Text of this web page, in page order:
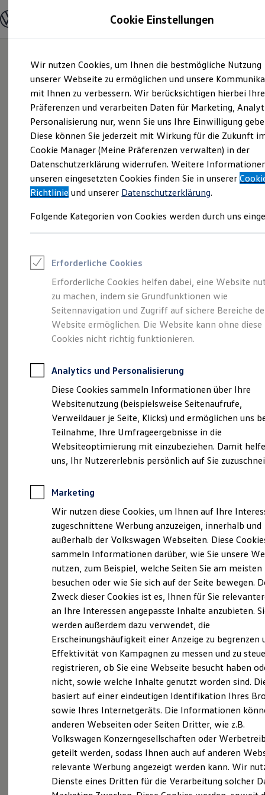
Hauptinhalt
springen
Footer
springen
Modelle und Konfigurator
Modelle vergleichen
Elektroautos
ENERGY Sondermodelle
Nutzfahrzeuge
SUV und CUV
Familienautos
Kombis
Kompaktwagen
Sportwagen
Schnell verfügbare Fahrzeuge
Angebote und Produkte
Aktuelle Angebote
E-Auto-Förderung
Volkswagen Marktplatz
Junge Gebrauchtwagen und Gebrauchtwagen
Saisonangebote
Leasing
Leasing-Angebote
Gebrauchtwagen Leasing
Junge Gebrauchtwagen-Leasing
Elektroauto Leasing
Kleinwagen-Leasing
Leasing ohne Anzahlung
Autokredit mit Schlussrate
Versicherungen und Garantien
Kfz-Versicherung
Restschuldversicherungen
Garantien
Wartungsverträge
Geschäftskunden
Professional Class bei Volkswagen
Großkunden
Behörden
Anpfiff zum Gewinn
Elektroautos
ID. Tutorials
Elektrofahrzeugkonzepte
Reichweite
Reichweite der ID. Modelle
Reichweite im Winter
Laden
Laden unterwegs
Laden Zuhause
Ladezeitensimulator
Batterie
Sicherheit
Garantie und Lebensdauer
Nachhaltigkeit
Technologie
Kosten und Kauf
Verbrauchskosten
Kaufoptionen
E-Auto-Förderung
Software und Konnektivität
Die ID. Software 6
ID. Software Versionen und Updates
Digitale Extras
Schnittstellen zu Ihrem ID.
So geht neu. Der
neue ID.3 Neo.
(Impressum & Rechtliches)
Markteinführung des neuen
Neo am 17.07.2026
Besuchen Sie uns am17. Juli von 9 bis 18 Uhr
und entdecken Sie den neuenVolkswagenID.3
. Schauen Sie ihn sich in Ruhe an, erleben Sie
ihn bei einer Probefahrt und lassen Sie sich
persönlich von unserem Team beraten. Wir
freuen uns auf Ihren Besuch imAutohaus der
AHG Gruppe .
Auf der Karte anzeigen
Cookie Einstellungen
Wir nutzen Cookies, um Ihnen die bestmögliche Nutzung
unserer Webseite zu ermöglichen und unsere
mit Ihnen zu verbessern. Wir berücksichtigen hierbei Ihre
Präferenzen und verarbeiten Daten für Marketing,
Personalisierung nur, wenn Sie uns Ihre Einwilligung
Diese können Sie jederzeit mit Wirkung für die Zukunft
Cookie Manager (Meine Präferenzen verwalten) in der
Datenschutzerklärung widerrufen. Weitere
unseren eingesetzten Cookies finden Sie in unserer
Richtlinie und unserer Datenschutzerklärung.
Folgende Kategorien von Cookies werden durch uns
Erforderliche Cookies
Erforderliche Cookies helfen dabei, eine Website
zu machen, indem sie Grundfunktionen wie
Seitennavigation und Zugriff auf sichere Bereiche
Website ermöglichen. Die Website kann ohne diese
Cookies nicht richtig funktionieren.
Analytics und Personalisierung
Diese Cookies sammeln Informationen über Ihre
Websitenutzung (beispielsweise Seitenaufrufe,
Verweildauer je Seite, Klicks) und ermöglichen uns
Teilnahme, Ihre Umfrageergebnisse in die
Websiteoptimierung mit einzubeziehen. Damit
uns, Ihr Nutzererlebnis persönlich auf Sie
Marketing
Wir nutzen diese Cookies, um Ihnen auf Ihre
zugeschnittene Werbung anzuzeigen, innerhalb und
außerhalb der Volkswagen Webseiten. Diese
sammeln Informationen darüber, wie Sie unsere
nutzen, zum Beispiel, welche Seiten Sie am meisten
besuchen oder wie Sie sich auf der Seite bewegen.
Zweck dieser Cookies ist es, Ihnen für Sie
an Ihre Interessen angepasste Inhalte anzubieten.
werden außerdem dazu verwendet, die
Erscheinungshäufigkeit einer Anzeige zu begrenzen
Effektivität von Kampagnen zu messen und zu
registrieren, ob Sie eine Webseite besucht haben
nicht, sowie welche Inhalte genutzt worden sind.
basiert auf einer eindeutigen Identifikation Ihres
sowie Ihres Internetgeräts. Die Informationen
anderen Webseiten oder Seiten Dritter, wie z.B.
Volkswagen Konzerngesellschaften oder
geteilt werden, sodass Ihnen auch auf anderen
relevante Werbung angezeigt werden kann. Wir
Dienste eines Dritten für die Verarbeitung solcher